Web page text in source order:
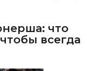
что
всегда